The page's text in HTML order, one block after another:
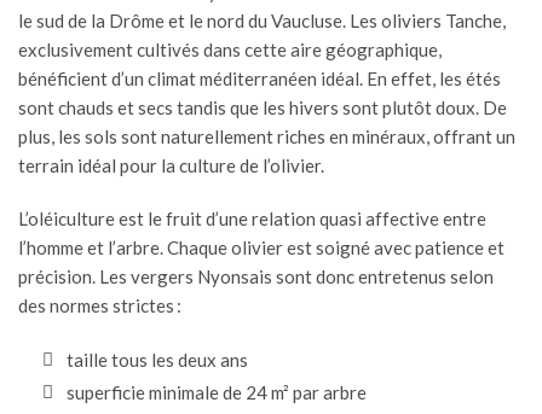
le sud de la Drôme et le nord du Vaucluse. Les oliviers Tanche,
exclusivement cultivés dans cette aire géographique,
bénéficient d’un climat méditerranéen idéal. En effet, les étés
sont chauds et secs tandis que les hivers sont plutôt doux. De
plus, les sols sont naturellement riches en minéraux, offrant un
terrain idéal pour la culture de l’olivier.
L’oléiculture est le fruit d’une relation quasi affective entre
l’homme et l’arbre. Chaque olivier est soigné avec patience et
précision. Les vergers Nyonsais sont donc entretenus selon
des normes strictes :
taille tous les deux ans
superficie minimale de 24 m² par arbre